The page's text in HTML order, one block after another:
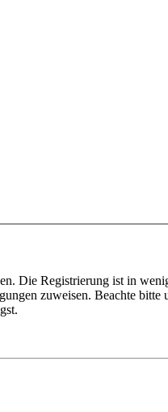
Die Registrierung ist in
zuweisen. Beachte